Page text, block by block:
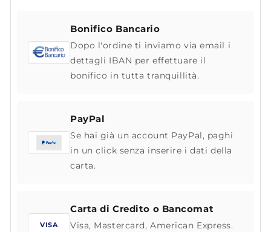
Bonifico Bancario
Dopo l'ordine ti inviamo via email i
dettagli IBAN per effettuare il
bonifico in tutta tranquillità.
PayPal
Se hai già un account PayPal, paghi
in un click senza inserire i dati della
carta.
VISA
Carta di Credito o Bancomat
Visa, Mastercard, American Express.